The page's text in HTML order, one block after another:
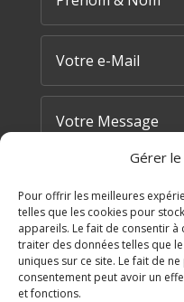
Gérer
Pour offrir les meilleures
telles que les cookies pour
appareils. Le fait de consentir
traiter des données telles que
uniques sur ce site. Le fait de
consentement peut avoir un
et fonctions.
7 + 10=